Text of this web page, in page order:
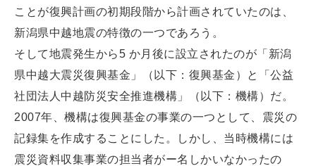
ことが復興計画の初期段階から計画されていたのは、
新潟県中越地震の特徴の一つであろう。
そして地震発生から5 か月後に設立されたのが「新潟
県中越大震災復興基金」（以下：復興基金）と「公益
社団法人中越防災安全推進機構」（以下：機構）だ。
2007年、機構は復興基金の事業の一つとして、震災の
記録集を作成することにした。しかし、当時機構には
震災資料収集事業の担当者がー名しかいなかったの